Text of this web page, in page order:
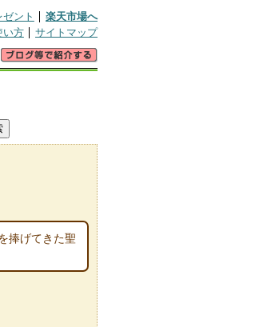
ント
楽天市場へ
い方 サイトマップ
捧げてきた聖